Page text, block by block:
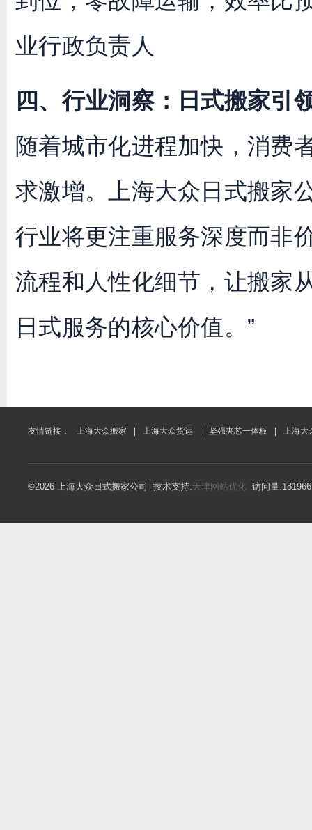
业行政负责人
四、行业洞察：日式搬家引
随着城市化进程加快，消费
求激增。上海大众日式搬家
行业将更注重服务深度而非
流程和人性化细节，让搬家从
日式服务的核心价值。”
友情链接： 上海大众搬家 上海大众货运 坚强夹芯一体板 上海大
©2026 上海大众日式搬家公司 技术支持:天津网站优化 访问量